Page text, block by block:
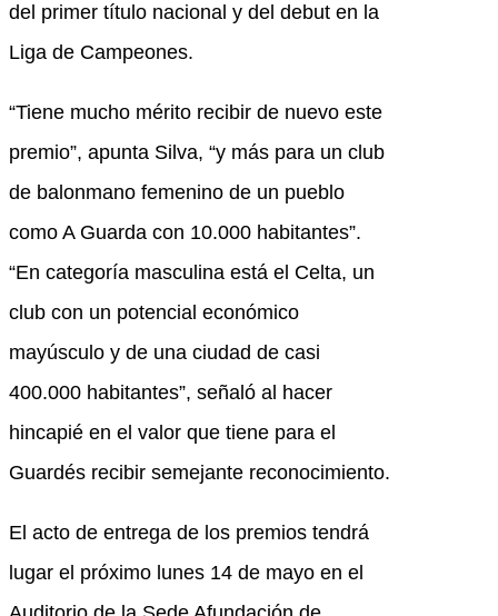
del primer título nacional y del debut en la
Liga de Campeones.
“Tiene mucho mérito recibir de nuevo este
premio”, apunta Silva, “y más para un club
de balonmano femenino de un pueblo
como A Guarda con 10.000 habitantes”.
“En categoría masculina está el Celta, un
club con un potencial económico
mayúsculo y de una ciudad de casi
400.000 habitantes”, señaló al hacer
hincapié en el valor que tiene para el
Guardés recibir semejante reconocimiento.
El acto de entrega de los premios tendrá
lugar el próximo lunes 14 de mayo en el